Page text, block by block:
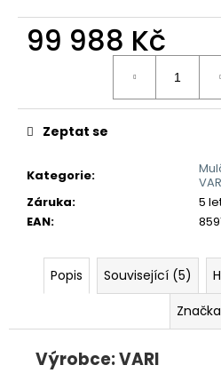
99 988 Kč
Kategorie:
Záruka:
5
EAN:
Zeptat se
Popis Související (5)
Značka
Výrobce: VARI
r
u
j
e
m